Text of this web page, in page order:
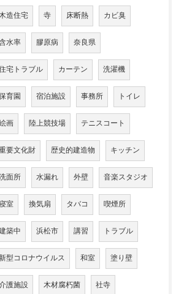
造住宅 寺 床断熱 カビ臭
水率 膠原病 奈良県
宅トラブル カーテン 洗濯機
育園 宿泊施設 事務所 トイレ
画 陸上競技場 テニスコート
要文化財 歴史的建造物 キッチン
面所 水漏れ 外壁 音楽スタジオ
室 換気扇 タバコ 喫煙所
築中 浜松市 講習 トラブル
新型コロナウイルス 和室 塗り壁
護施設 木材腐朽菌 社寺